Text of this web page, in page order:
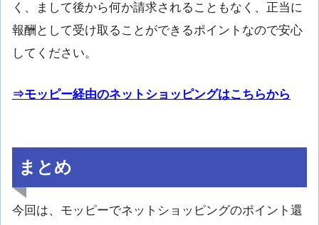
く、まして後から何か請求されることもなく、正当に
報酬として受け取ることができるポイントなので安心
してください。
⇒モッピー経由のネットショッピングはこちらから
まとめ
今回は、モッピーでネットショッピングのポイント還